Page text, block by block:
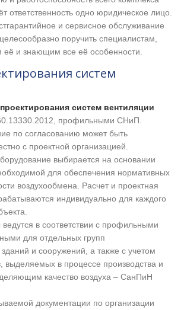
ответственность одно юридическое лицо.
и сервисное обслуживание
поручить специалистам,
и знающим все её особенности.
систем
систем вентиляции
профильными СНиП.
по согласованию может быть
с проектной организацией.
выбирается на основании
для обеспечения нормативных
воздухообмена. Расчет и проектная
индивидуально для каждого
в соответствии с профильными
для отдельных групп
и сооружений, а также с учетом
в процессе производства и
качество воздуха – СанПиН
документации по организации